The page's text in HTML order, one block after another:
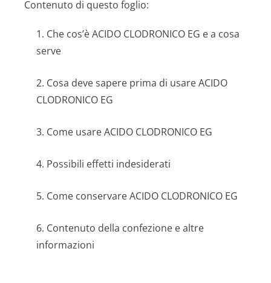
Contenuto di questo foglio:
1. Che cos’è ACIDO CLODRONICO EG e a cosa
serve
2. Cosa deve sapere prima di usare ACIDO
CLODRONICO EG
3. Come usare ACIDO CLODRONICO EG
4. Possibili effetti indesiderati
5. Come conservare ACIDO CLODRONICO EG
6. Contenuto della confezione e altre
informazioni